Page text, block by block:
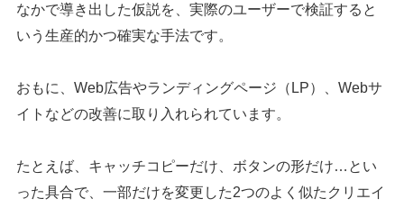
なかで導き出した仮説を、実際のユーザーで検証すると
いう生産的かつ確実な手法です。
おもに、Web広告やランディングページ（LP）、Webサ
イトなどの改善に取り入れられています。
たとえば、キャッチコピーだけ、ボタンの形だけ…とい
った具合で、一部だけを変更した2つのよく似たクリエイ